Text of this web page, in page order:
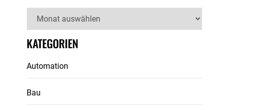
Archiv
KATEGORIEN
Automation
Bau